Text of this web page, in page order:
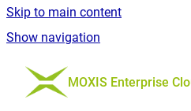
Skip to main content
Show navigation
Go to homepage
MOXIS Enterprise